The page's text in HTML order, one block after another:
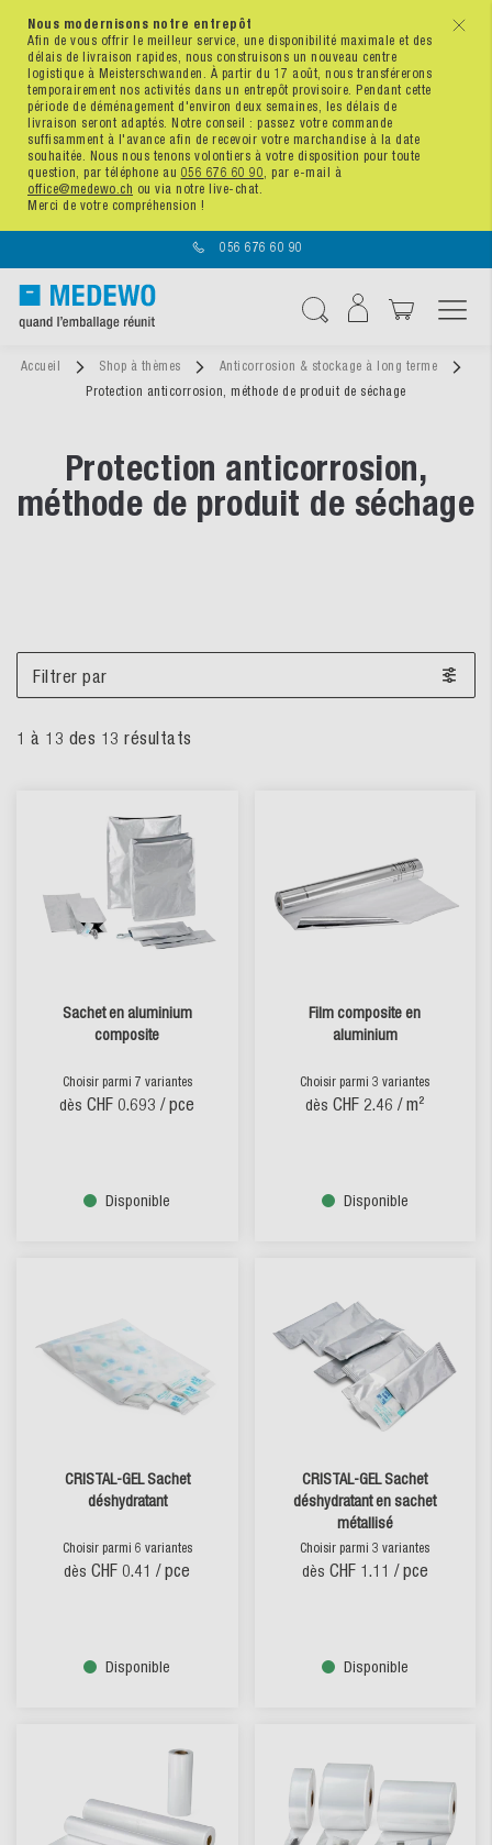
x
Nous modernisons notre entrepôt
Afin de vous offrir le meilleur service, une disponibilité maximale et des
délais de livraison rapides, nous construisons un nouveau centre
logistique à Meisterschwanden. À partir du 17 août, nous transférerons
temporairement nos activités dans un entrepôt provisoire. Pendant cette
période de déménagement d'environ deux semaines, les délais de
livraison seront adaptés. Notre conseil : passez votre commande
suffisamment à l'avance afin de recevoir votre marchandise à la date
souhaitée. Nous nous tenons volontiers à votre disposition pour toute
question, par téléphone au 056 676 60 90, par e-mail à
office@medewo.ch ou via notre live-chat.
Merci de votre compréhension !
056 676 60 90
Accueil Shop à thèmes
Anticorrosion & stockage à long terme
Protection anticorrosion, méthode de produit de séchage
Protection anticorrosion,
méthode de produit de séchage
1 à 13 des 13 résultats
Sachet en aluminium
composite
Choisir parmi 7 variantes
dès CHF 0.693 / pce
Disponible
Film composite en
aluminium
Choisir parmi 3 variantes
dès CHF 2.46 / m²
Disponible
CRISTAL-GEL Sachet
déshydratant
Choisir parmi 6 variantes
dès CHF 0.41 / pce
Disponible
CRISTAL-GEL Sachet
déshydratant en sachet
métallisé
Choisir parmi 3 variantes
dès CHF 1.11 / pce
Disponible
Filtrer par